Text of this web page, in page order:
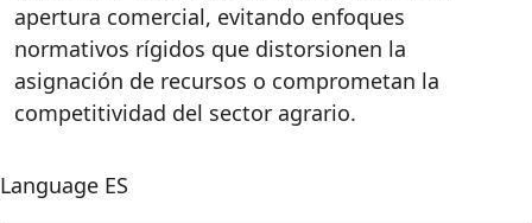
apertura comercial, evitando enfoques
normativos rígidos que distorsionen la
asignación de recursos o comprometan la
competitividad del sector agrario.
Language ES